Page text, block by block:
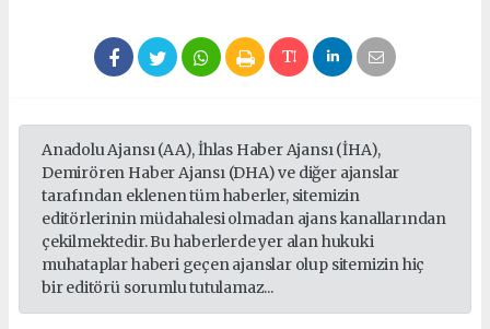
Anadolu Ajansı (AA), İhlas Haber Ajansı (İHA),
Demirören Haber Ajansı (DHA) ve diğer ajanslar
tarafından eklenen tüm haberler, sitemizin
editörlerinin müdahalesi olmadan ajans kanallarından
çekilmektedir. Bu haberlerde yer alan hukuki
muhataplar haberi geçen ajanslar olup sitemizin hiç
bir editörü sorumlu tutulamaz...